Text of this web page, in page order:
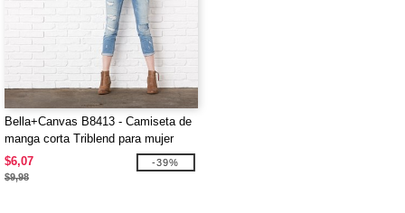
Bella+Canvas B8413 - Camiseta de
manga corta Triblend para mujer
$6,07
$9,98
-39%